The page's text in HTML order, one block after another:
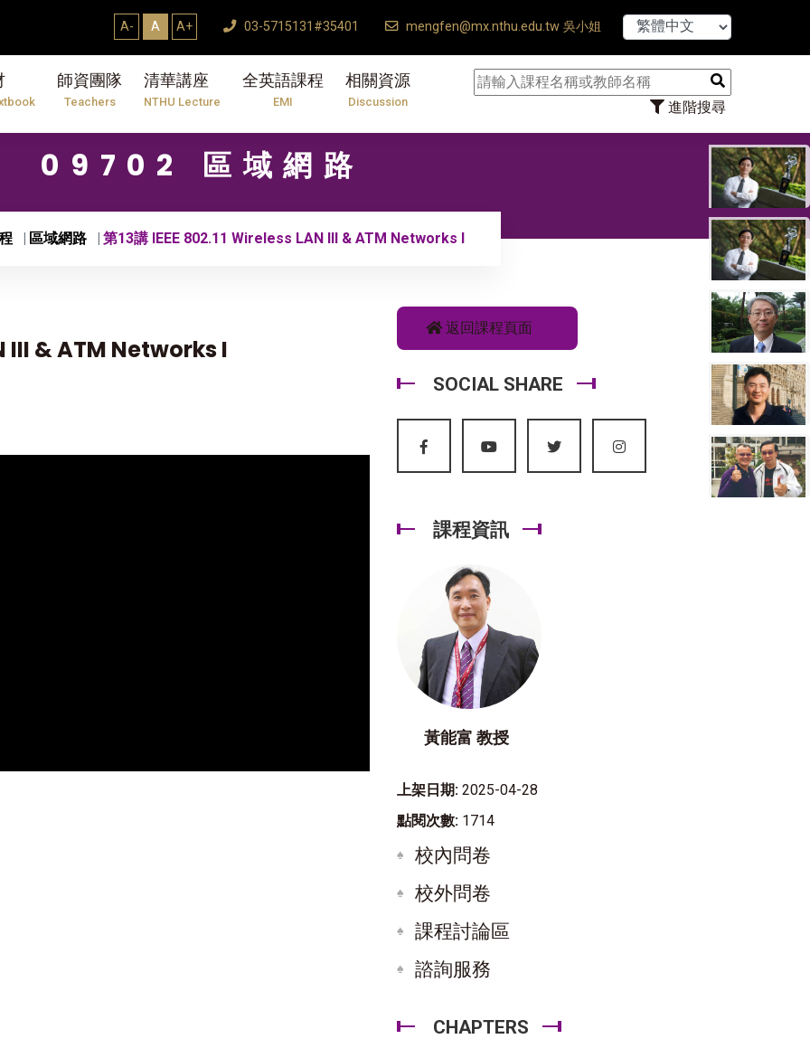
A- A A+ 03-5715131#35401 mengfen@mx.nthu.edu.tw 吳小姐
師資團隊
Teachers
清華講座
NTHU Lecture
全英語課程
EMI
相關資源
Discussion 進階搜尋
【7/31】114
09702 區域網路
區域網路 第13講 IEEE 802.11 Wireless LAN III & ATM Networks I
III & ATM Networks I
返回課程頁面
SOCIAL SHARE
課程資訊
黃能富 教授
上架日期: 2025-04-28
點閱次數: 1714
校內問卷
校外問卷
課程討論區
諮詢服務
CHAPTERS